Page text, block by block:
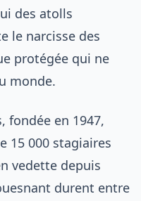
des atolls
le narcisse des
protégée qui ne
monde.
fondée en 1947,
15 000 stagiaires
vedette depuis
durent entre